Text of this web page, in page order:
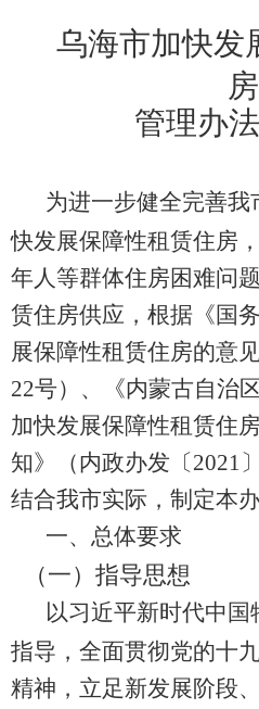
乌海市加快发
房
管理办
为进一步健全完善我
快发展保障性租赁住房
年人等群体住房困难问题
赁住房供应， 根据《国
展保障性租赁住房的意
22号） 、《内蒙古自治
加快发展保障性租赁住
知》（内政办发 〔2021 〕
结合我市实际，制定本
一、 总体要求
（一）指导思想
以习近平新时代中
指导，全面贯彻党的十
精神，立足新发展阶段